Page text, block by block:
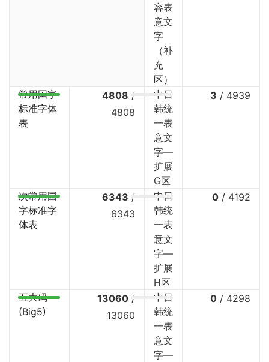
容表
意文
字
（补
充
区）
常用国字
标准字体
表
4808 /
4808
中日
韩统
一表
意文
字—
扩展
G区
3 / 4939
次常用国
字标准字
体表
6343 /
6343
中日
韩统
一表
意文
字—
扩展
H区
0 / 4192
五大码
(Big5)
13060 /
13060
中日
韩统
一表
意文
字—
0 / 4298